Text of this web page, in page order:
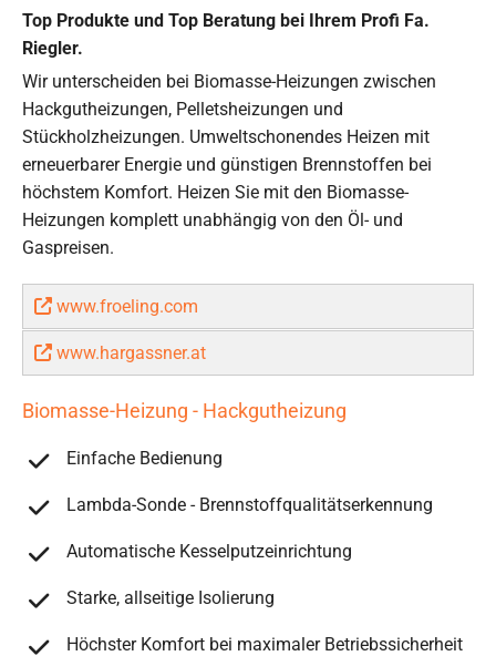
Top Produkte und Top Beratung bei Ihrem Profi Fa.
Riegler.
Wir unterscheiden bei Biomasse-Heizungen zwischen
Hackgutheizungen, Pelletsheizungen und
Stückholzheizungen. Umweltschonendes Heizen mit
erneuerbarer Energie und günstigen Brennstoffen bei
höchstem Komfort. Heizen Sie mit den Biomasse-
Heizungen komplett unabhängig von den Öl- und
Gaspreisen.
www.froeling.com
www.hargassner.at
Biomasse-Heizung - Hackgutheizung
Einfache Bedienung
Lambda-Sonde - Brennstoffqualitätserkennung
Automatische Kesselputzeinrichtung
Starke, allseitige Isolierung
Höchster Komfort bei maximaler Betriebssicherheit